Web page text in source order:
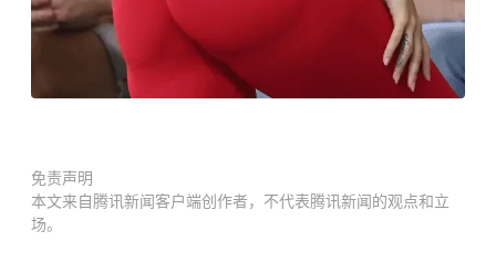
免责声明
本文来自腾讯新闻客户端创作者，不代表腾讯新闻的观点和立
场。